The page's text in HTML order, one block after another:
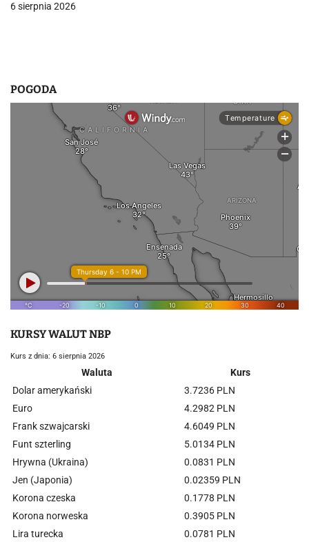
s
6 sierpnia 2026
POGODA
KURSY WALUT NBP
Kurs z dnia: 6 sierpnia 2026
Waluta
Kurs
Dolar amerykański
3.7236 PLN
Euro
4.2982 PLN
Frank szwajcarski
4.6049 PLN
Funt szterling
5.0134 PLN
Hrywna (Ukraina)
0.0831 PLN
Jen (Japonia)
0.02359 PLN
Korona czeska
0.1778 PLN
Korona norweska
0.3905 PLN
Lira turecka
0.0781 PLN